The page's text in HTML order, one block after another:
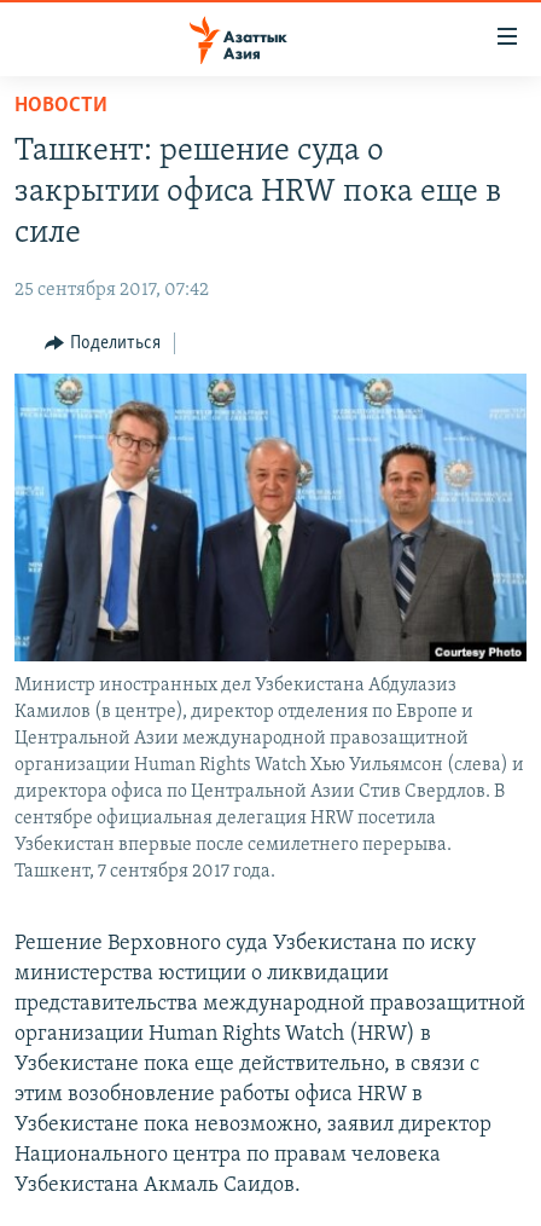
Вернуться
основному
содержанию
Вернутся
главной
навигации
Вернутся
поиску
ТАДЖИКИСТАН
ВОЙНА В УКРАИНЕ
ҚАЗАҚША
КЫРГЫЗЧА
ЎЗБЕКЧА
ТОҶИКӢ
TÜRKMENÇE
Все сайты РСЕ/РС
НОВОСТИ
Ташкент: решение суда о
закрытии офиса HRW пока еще в
силе
25 сентября 2017, 07:42
Поделиться
Министр иностранных дел Узбекистана Абдулазиз
Камилов (в центре), директор отделения по Европе и
Центральной Азии международной правозащитной
организации Human Rights Watch Хью Уильямсон (слева) и
директора офиса по Центральной Азии Стив Свердлов. В
сентябре официальная делегация HRW посетила
Узбекистан впервые после семилетнего перерыва.
Ташкент, 7 сентября 2017 года.
Решение Верховного суда Узбекистана по иску
министерства юстиции о ликвидации
представительства международной правозащитной
организации Human Rights Watch (HRW) в
Узбекистане пока еще действительно, в связи с
этим возобновление работы офиса HRW в
Узбекистане пока невозможно, заявил директор
Национального центра по правам человека
Узбекистана Акмаль Саидов.